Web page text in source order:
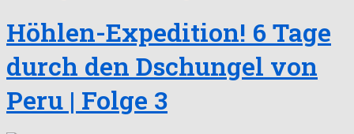
Höhlen-Expedition! 6 Tage
durch den Dschungel von
Peru | Folge 3